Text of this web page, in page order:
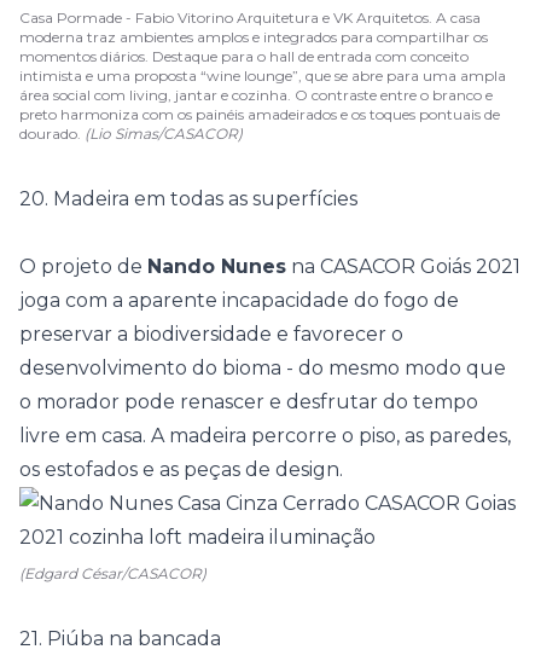
Casa Pormade - Fabio Vitorino Arquitetura e VK Arquitetos. A casa
moderna traz ambientes amplos e integrados para compartilhar os
momentos diários. Destaque para o hall de entrada com conceito
intimista e uma proposta “wine lounge”, que se abre para uma ampla
área social com living, jantar e cozinha. O contraste entre o branco e
preto harmoniza com os painéis amadeirados e os toques pontuais de
dourado. (Lio Simas/CASACOR)
20. Madeira em todas as superfícies
O projeto de Nando Nunes na CASACOR Goiás 2021
joga com a aparente incapacidade do fogo de
preservar a biodiversidade e favorecer o
desenvolvimento do bioma - do mesmo modo que
o morador pode renascer e desfrutar do tempo
livre em casa. A madeira percorre o piso, as paredes,
os estofados e as peças de design.
(Edgard César/CASACOR)
21. Piúba na bancada